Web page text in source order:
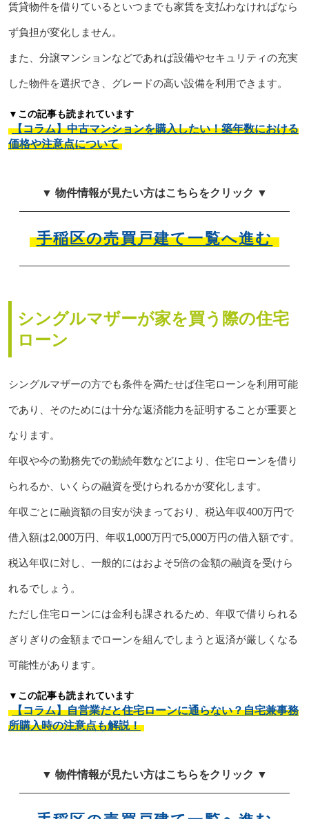
賃貸物件を借りているといつまでも家賃を支払わなければなら
ず負担が変化しません。
また、分譲マンションなどであれば設備やセキュリティの充実
した物件を選択でき、グレードの高い設備を利用できます。
▼この記事も読まれています
【コラム】中古マンションを購入したい！築年数における
価格や注意点について
▼ 物件情報が見たい方はこちらをクリック ▼
手稲区の売買戸建て一覧へ進む
シングルマザーが家を買う際の住宅
ローン
シングルマザーの方でも条件を満たせば住宅ローンを利用可能
であり、そのためには十分な返済能力を証明することが重要と
なります。
年収や今の勤務先での勤続年数などにより、住宅ローンを借り
られるか、いくらの融資を受けられるかが変化します。
年収ごとに融資額の目安が決まっており、税込年収400万円で
借入額は2,000万円、年収1,000万円で5,000万円の借入額です。
税込年収に対し、一般的にはおよそ5倍の金額の融資を受けら
れるでしょう。
ただし住宅ローンには金利も課されるため、年収で借りられる
ぎりぎりの金額までローンを組んでしまうと返済が厳しくなる
可能性があります。
▼この記事も読まれています
【コラム】自営業だと住宅ローンに通らない？自宅兼事務
所購入時の注意点も解説！
▼ 物件情報が見たい方はこちらをクリック ▼